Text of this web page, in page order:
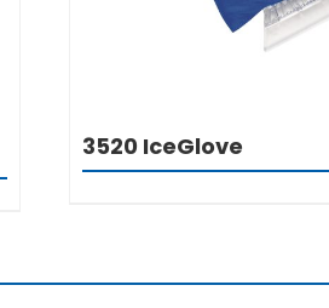
3520 IceGlove